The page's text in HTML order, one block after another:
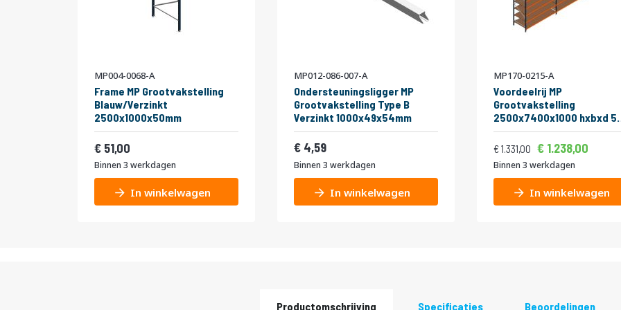
MP004-0068-A
Frame MP Grootvakstelling
Blauw/Verzinkt
2500x1000x50mm
Vanaf
51,00
Binnen 3 werkdagen
In winkelwagen
MP012-086-007-A
Ondersteuningsligger MP
Grootvakstelling Type B
Verzinkt 1000x49x54mm
4,59
Binnen 3 werkdagen
In winkelwagen
MP170-0215-A
Voordeelrij MP
Grootvakstelling
2500x7400x1000 hxbxd 5
niveaus
RAL2004/5003/Verzinkt
265kg
Normale prijs
1.331,00 1.610,51
Vanaf
1.238,00
Binnen 3 werkdagen
In winkelwagen
Productomschrijving Specificaties Beoordelingen